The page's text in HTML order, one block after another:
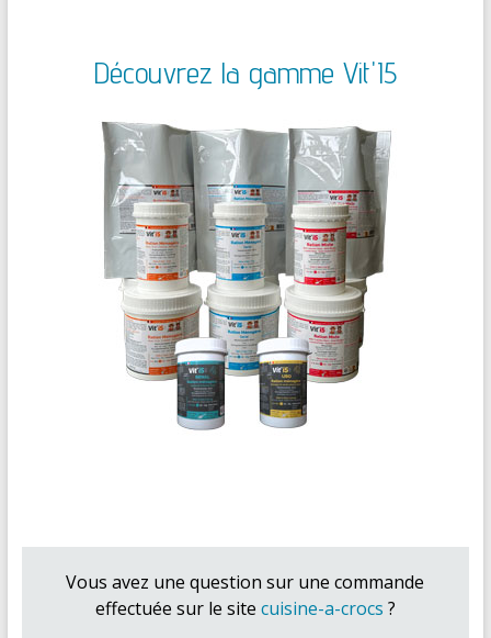
Découvrez la gamme Vit'I5
Vous avez une question sur une commande
effectuée sur le site cuisine-a-crocs ?